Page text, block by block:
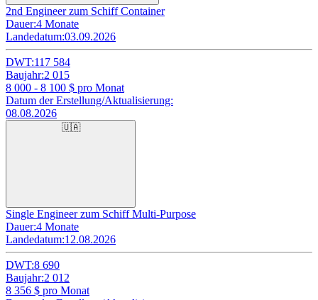
2nd Engineer zum Schiff Container
Dauer:4 Monate
Landedatum:03.09.2026
DWT:117 584
Baujahr:2 015
8 000 - 8 100 $ pro Monat
Datum der Erstellung/Aktualisierung:
08.08.2026
🇺🇦
Single Engineer zum Schiff Multi-Purpose
Dauer:4 Monate
Landedatum:12.08.2026
DWT:8 690
Baujahr:2 012
8 356 $ pro Monat